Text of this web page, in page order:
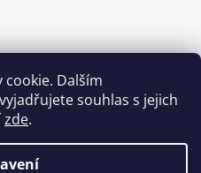
Dalším
souhlas s jejich
zde.
porovnání cena /